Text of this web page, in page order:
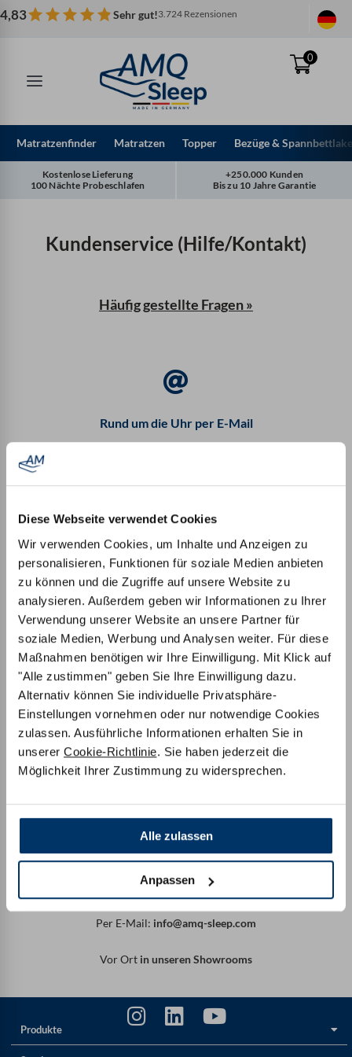
Diese Webseite verwendet Cookies
Wir verwenden Cookies, um Inhalte und Anzeigen zu
personalisieren, Funktionen für soziale Medien anbieten
zu können und die Zugriffe auf unsere Website zu
analysieren. Außerdem geben wir Informationen zu Ihrer
Verwendung unserer Website an unsere Partner für
soziale Medien, Werbung und Analysen weiter. Für diese
Maßnahmen benötigen wir Ihre Einwilligung. Mit Klick auf
"Alle zustimmen" geben Sie Ihre Einwilligung dazu.
Alternativ können Sie individuelle Privatsphäre-
Einstellungen vornehmen oder nur notwendige Cookies
zulassen. Ausführliche Informationen erhalten Sie in
unserer Cookie-Richtlinie. Sie haben jederzeit die
Möglichkeit Ihrer Zustimmung zu widersprechen.
Alle zulassen
Anpassen
Zum
Inhalt
4,83 Sehr gut!3.724 Rezensionen
0
Matratzenfinder Matratzen Topper Bezüge &
Kostenlose Lieferung
100 Nächte Probeschlafen
+250.000 Kunden
Bis zu 10 Jahre Garantie
Kundenservice (Hilfe/Kontakt)
Häufig gestellte Fragen »
Rund um die Uhr per E-Mail
Geschäftskunden
individuelle Großkundenberatung
mehr Infos für Geschäftskunden »
Auf WhatsApp chatten
QR Code scannen oder hier klicken
Per E-Mail: info@amq-sleep.com
Vor Ort in unseren Showrooms
Produkte